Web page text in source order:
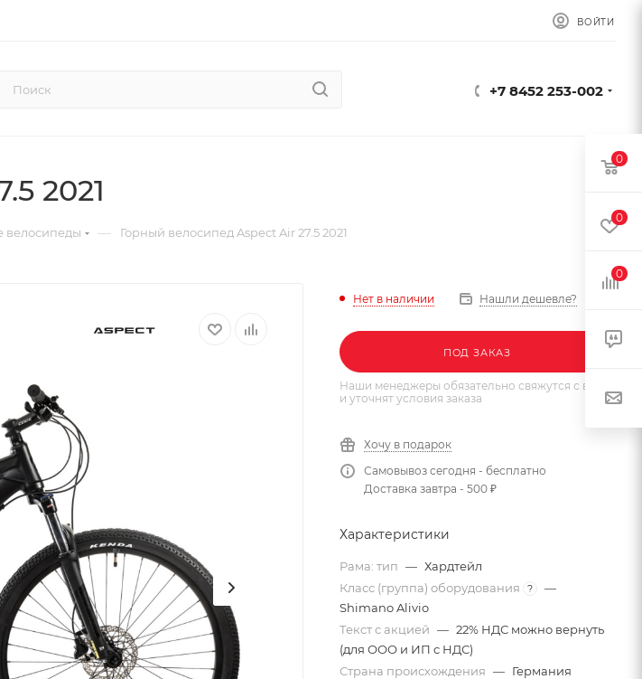
ВОЙТИ
+7 8452 253-002
2021
велосипеды — Горный велосипед Aspect Air 27.5 2021
Нет в наличии Нашли дешевле?
ПОД ЗАКАЗ
Наши менеджеры обязательно свяжутся с вами
и уточнят условия заказа
Хочу в подарок
Самовывоз сегодня - бесплатно
Доставка завтра - 500 ₽
Характеристики
Рама: тип — Хардтейл
Класс (группа) оборудования
?
—
Shimano Alivio
Текст с акцией — 22% НДС можно вернуть
(для ООО и ИП с НДС)
Страна происхождения — Германия
0
0
0